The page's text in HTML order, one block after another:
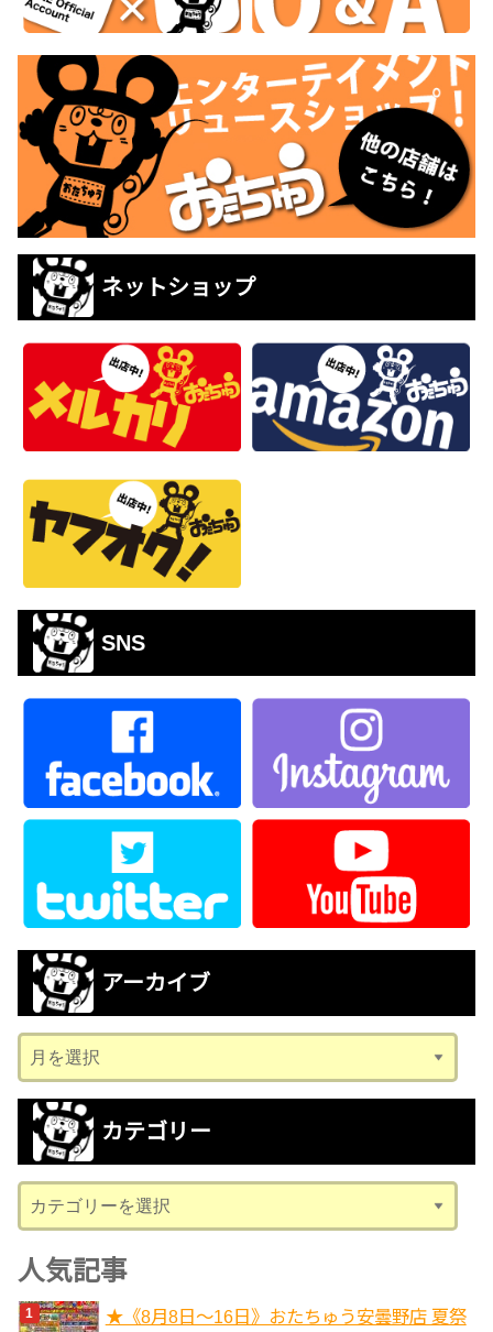
ネットショップ
SNS
アーカイブ
ー
カ
ブ
カテゴリー
テ
ゴ
リ
ー
人気記事
★《8月8日～16日》おたちゅう安曇野店 夏祭